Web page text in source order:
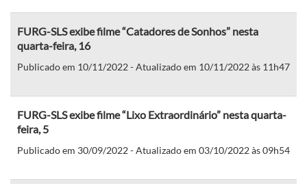
FURG-SLS exibe filme “Catadores de Sonhos” nesta
quarta-feira, 16
Publicado em 10/11/2022 - Atualizado em 10/11/2022 às 11h47
FURG-SLS exibe filme “Lixo Extraordinário” nesta quarta-
feira, 5
Publicado em 30/09/2022 - Atualizado em 03/10/2022 às 09h54